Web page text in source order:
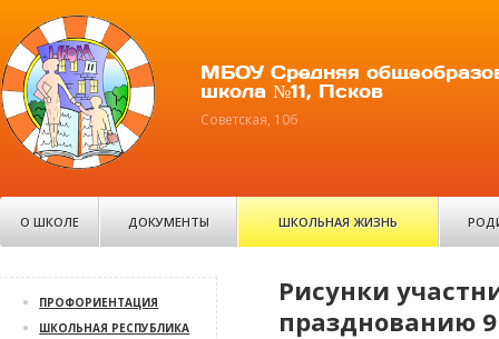
МБОУ Средняя
школа №11, Псков
Советская, 106
О ШКОЛЕ ДОКУМЕНТЫ ШКОЛЬНАЯ ЖИЗНЬ
Рисунки
празднованию
ПРОФОРИЕНТАЦИЯ
ШКОЛЬНАЯ РЕСПУБЛИКА